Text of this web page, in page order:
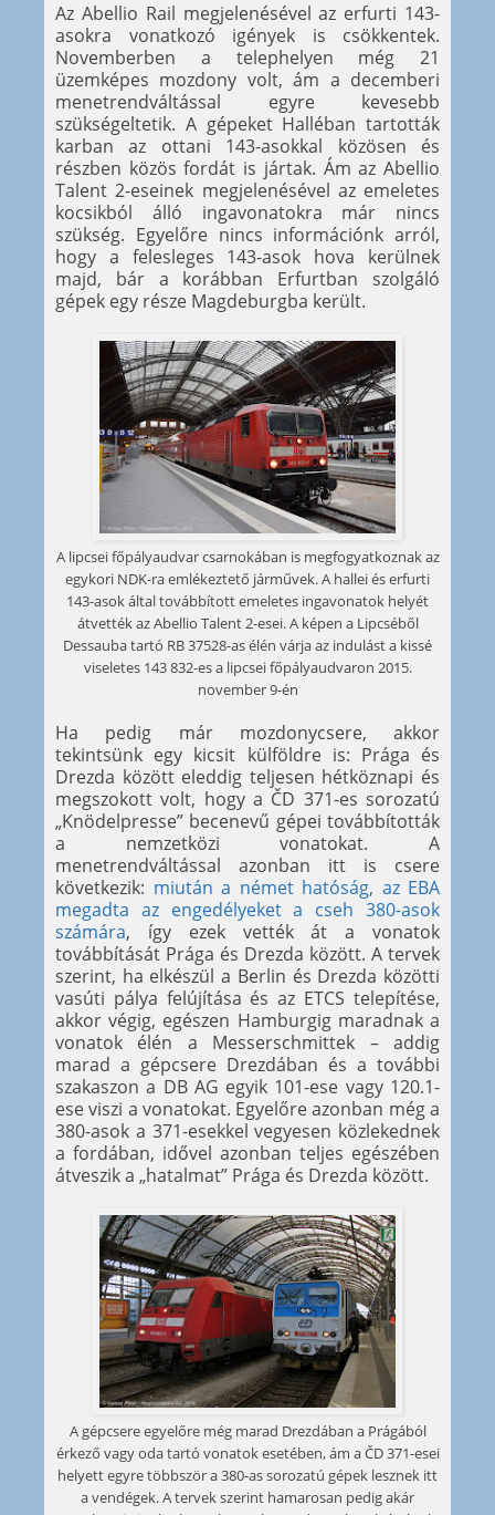
Az Abellio Rail megjelenésével az erfurti 143-
asokra vonatkozó igények is csökkentek.
Novemberben a telephelyen még 21
üzemképes mozdony volt, ám a decemberi
menetrendváltással egyre kevesebb
szükségeltetik. A gépeket Halléban tartották
karban az ottani 143-asokkal közösen és
részben közös fordát is jártak. Ám az Abellio
Talent 2-eseinek megjelenésével az emeletes
kocsikból álló ingavonatokra már nincs
szükség. Egyelőre nincs információnk arról,
hogy a felesleges 143-asok hova kerülnek
majd, bár a korábban Erfurtban szolgáló
gépek egy része Magdeburgba került.
A lipcsei főpályaudvar csarnokában is megfogyatkoznak az
egykori NDK-ra emlékeztető járművek. A hallei és erfurti
143-asok által továbbított emeletes ingavonatok helyét
átvették az Abellio Talent 2-esei. A képen a Lipcséből
Dessauba tartó RB 37528-as élén várja az indulást a kissé
viseletes 143 832-es a lipcsei főpályaudvaron 2015.
november 9-én
Ha pedig már mozdonycsere, akkor
tekintsünk egy kicsit külföldre is: Prága és
Drezda között eleddig teljesen hétköznapi és
megszokott volt, hogy a ČD 371-es sorozatú
„Knödelpresse” becenevű gépei továbbították
a nemzetközi vonatokat. A
menetrendváltással azonban itt is csere
következik: miután a német hatóság, az EBA
megadta az engedélyeket a cseh 380-asok
számára, így ezek vették át a vonatok
továbbítását Prága és Drezda között. A tervek
szerint, ha elkészül a Berlin és Drezda közötti
vasúti pálya felújítása és az ETCS telepítése,
akkor végig, egészen Hamburgig maradnak a
vonatok élén a Messerschmittek – addig
marad a gépcsere Drezdában és a további
szakaszon a DB AG egyik 101-ese vagy 120.1-
ese viszi a vonatokat. Egyelőre azonban még a
380-asok a 371-esekkel vegyesen közlekednek
a fordában, idővel azonban teljes egészében
átveszik a „hatalmat” Prága és Drezda között.
A gépcsere egyelőre még marad Drezdában a Prágából
érkező vagy oda tartó vonatok esetében, ám a ČD 371-esei
helyett egyre többször a 380-as sorozatú gépek lesznek itt
a vendégek. A tervek szerint hamarosan pedig akár